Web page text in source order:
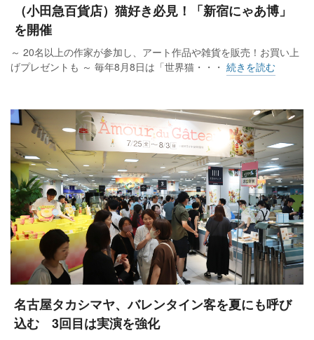
（小田急百貨店）猫好き必見！「新宿にゃあ博」
を開催
～ 20名以上の作家が参加し、アート作品や雑貨を販売！お買い上
げプレゼントも ～ 毎年8月8日は「世界猫・・・ 続きを読む
名古屋タカシマヤ、バレンタイン客を夏にも呼び
込む 3回目は実演を強化